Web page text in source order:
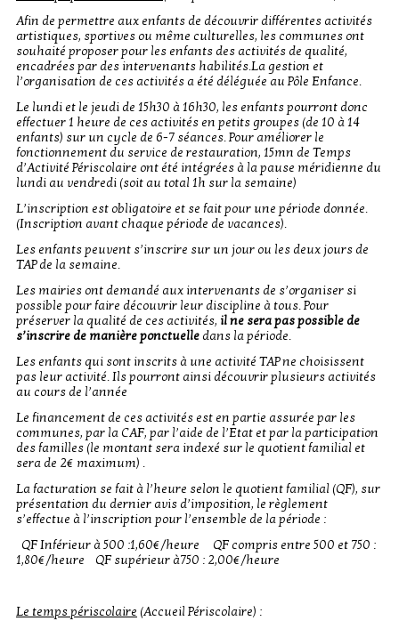
Afin de permettre aux enfants de découvrir différentes activités
artistiques, sportives ou même culturelles, les communes ont
souhaité proposer pour les enfants des activités de qualité,
encadrées par des intervenants habilités.La gestion et
l’organisation de ces activités a été déléguée au Pôle Enfance.
Le lundi et le jeudi de 15h30 à 16h30, les enfants pourront donc
effectuer 1 heure de ces activités en petits groupes (de 10 à 14
enfants) sur un cycle de 6-7 séances. Pour améliorer le
fonctionnement du service de restauration, 15mn de Temps
d’Activité Périscolaire ont été intégrées à la pause méridienne du
lundi au vendredi (soit au total 1h sur la semaine)
L’inscription est obligatoire et se fait pour une période donnée.
(Inscription avant chaque période de vacances).
Les enfants peuvent s’inscrire sur un jour ou les deux jours de
TAP de la semaine.
Les mairies ont demandé aux intervenants de s’organiser si
possible pour faire découvrir leur discipline à tous. Pour
préserver la qualité de ces activités, il ne sera pas possible de
s’inscrire de manière ponctuelle dans la période.
Les enfants qui sont inscrits à une activité TAP ne choisissent
pas leur activité. Ils pourront ainsi découvrir plusieurs activités
au cours de l’année
Le financement de ces activités est en partie assurée par les
communes, par la CAF, par l’aide de l’Etat et par la participation
des familles (le montant sera indexé sur le quotient familial et
sera de 2€ maximum) .
La facturation se fait à l’heure selon le quotient familial (QF), sur
présentation du dernier avis d’imposition, le règlement
s’effectue à l’inscription pour l’ensemble de la période :
QF Inférieur à 500 :1,60€/heure QF compris entre 500 et 750 :
1,80€/heure QF supérieur à750 : 2,00€/heure
Le temps périscolaire (Accueil Périscolaire) :